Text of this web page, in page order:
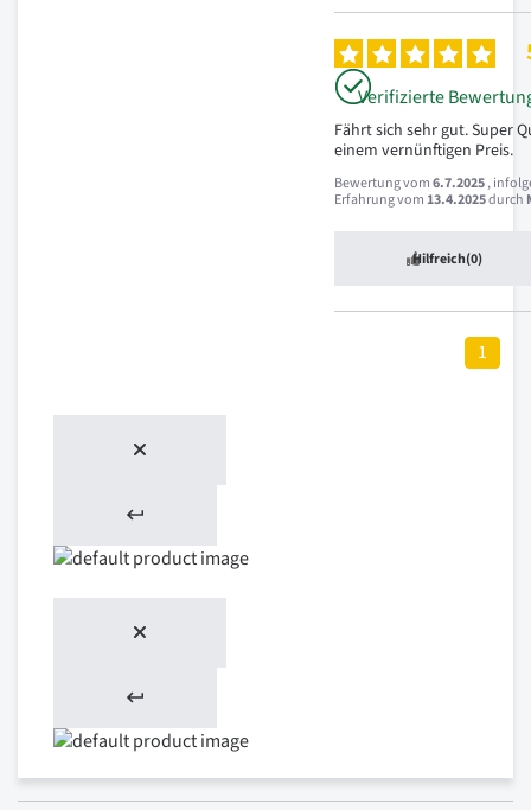
Verifizierte
Fährt sich sehr gut. Super
einem vernünftigen Preis.
Bewertung vom6.7.2025,
Erfahrung vom13.4.2025durch
Hilfreich(0)
1